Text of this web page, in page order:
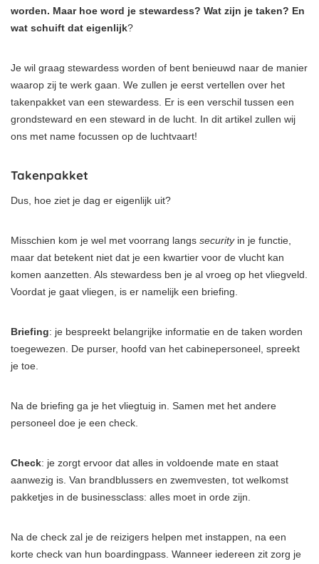
worden. Maar hoe word je stewardess? Wat zijn je taken? En
wat schuift dat eigenlijk?
Je wil graag stewardess worden of bent benieuwd naar de manier
waarop zij te werk gaan. We zullen je eerst vertellen over het
takenpakket van een stewardess. Er is een verschil tussen een
grondsteward en een steward in de lucht. In dit artikel zullen wij
ons met name focussen op de luchtvaart!
Takenpakket
Dus, hoe ziet je dag er eigenlijk uit?
Misschien kom je wel met voorrang langs securityin je functie,
maar dat betekent niet dat je een kwartier voor de vlucht kan
komen aanzetten. Als stewardess ben je al vroeg op het vliegveld.
Voordat je gaat vliegen, is er namelijk een briefing.
Briefing: je bespreekt belangrijke informatie en de taken worden
toegewezen. De purser, hoofd van het cabinepersoneel, spreekt
je toe.
Na de briefing ga je het vliegtuig in. Samen met het andere
personeel doe je een check.
Check: je zorgt ervoor dat alles in voldoende mate en staat
aanwezig is. Van brandblussers en zwemvesten, tot welkomst
pakketjes in de businessclass: alles moet in orde zijn.
Na de check zal je de reizigers helpen met instappen, na een
korte check van hun boardingpass. Wanneer iedereen zit zorg je